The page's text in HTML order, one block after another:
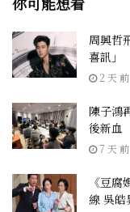
周興哲
喜訊」
2 天 前
陳子鴻
後新血
7 天 前
《豆
線 吳皓